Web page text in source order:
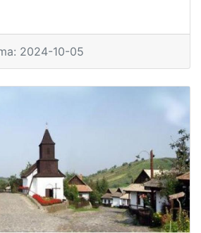
2024-10-05